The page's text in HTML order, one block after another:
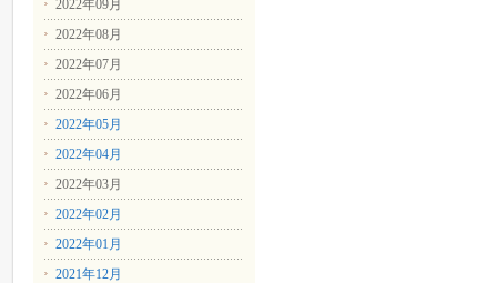
2022年09月
2022年08月
2022年07月
2022年06月
2022年05月
2022年04月
2022年03月
2022年02月
2022年01月
2021年12月